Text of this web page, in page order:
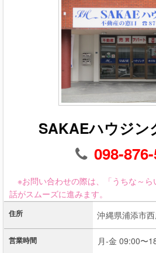
SAKAEハウジン
098-
※お問い合わせの際は、「うちな～ら
話がスムーズに進みます。
住所 沖縄県浦添市
営業時間 月-金 09:00〜